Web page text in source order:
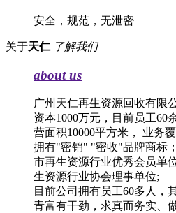
安全，规范，无泄密
关于天仁 了解我们
about us
广州天仁再生资源回收有限
资本1000万元，目前员工60
营面积10000平方米， 业务
拥有"密销" "密收"品牌商标
市再生资源行业优秀会员单
生资源行业协会理事单位;
目前公司拥有员工60多人，
青富有干劲，求真而务实、